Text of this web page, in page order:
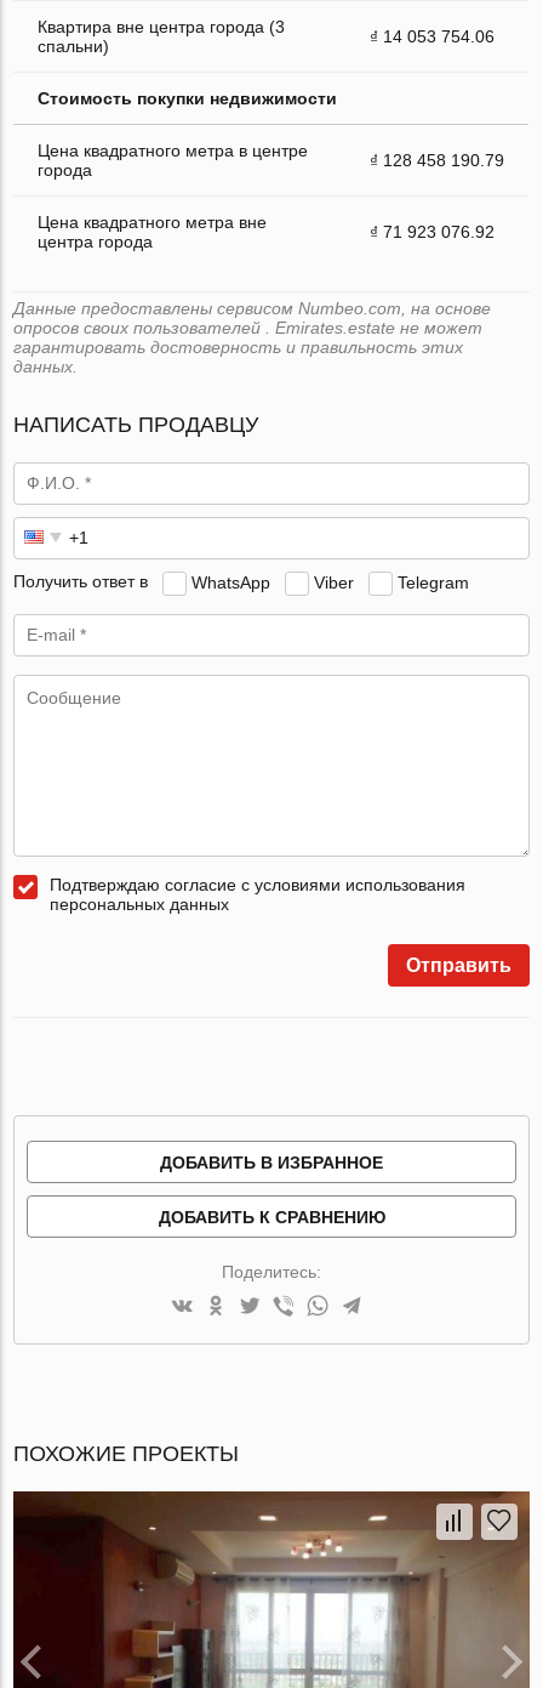
Квартира вне центра города (3
спальни)
₫ 14 053 754.06
Стоимость покупки недвижимости
Цена квадратного метра в центре
города
₫ 128 458 190.79
Цена квадратного метра вне
центра города
₫ 71 923 076.92
Данные предоставлены сервисом Numbeo.com, на основе
опросов своих пользователей . Emirates.estate не может
гарантировать достоверность и правильность этих
данных.
НАПИСАТЬ ПРОДАВЦУ
Получить ответ в WhatsApp Viber Telegram
Подтверждаю согласие с условиями использования
персональных данных
Отправить
ДОБАВИТЬ В ИЗБРАННОЕ
ДОБАВИТЬ К СРАВНЕНИЮ
Поделитесь:
ПОХОЖИЕ ПРОЕКТЫ